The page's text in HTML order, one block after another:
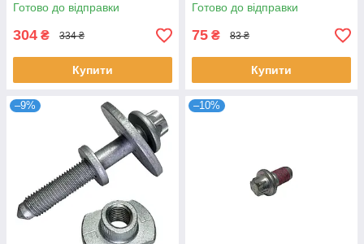
Готово до відправки
304 ₴ 334 ₴
Купити
Готово до відправки
75 ₴ 83 ₴
Купити
–9% –10%